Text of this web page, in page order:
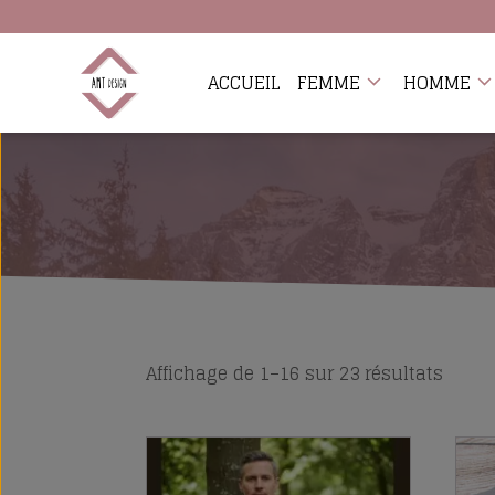
ACCUEIL FEMME HOMME
Affichage de 1–16 sur 23 résultats